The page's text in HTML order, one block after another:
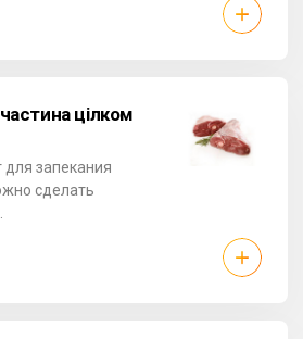
цілком
запекания
сделать